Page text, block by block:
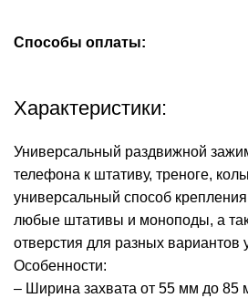
Способы оплаты:
Характеристики:
Универсальный раздвижной
телефона к штативу, треноге,
универсальный способ крепления
любые штативы и моноподы, а
отверстия для разных вариантов
Особенности:
– Ширина захвата от 55 мм до 85